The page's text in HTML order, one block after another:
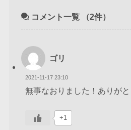
コメント一覧 （2件）
ゴリ
2021-11-17 23:10
無事なおりました！ありがと
+1